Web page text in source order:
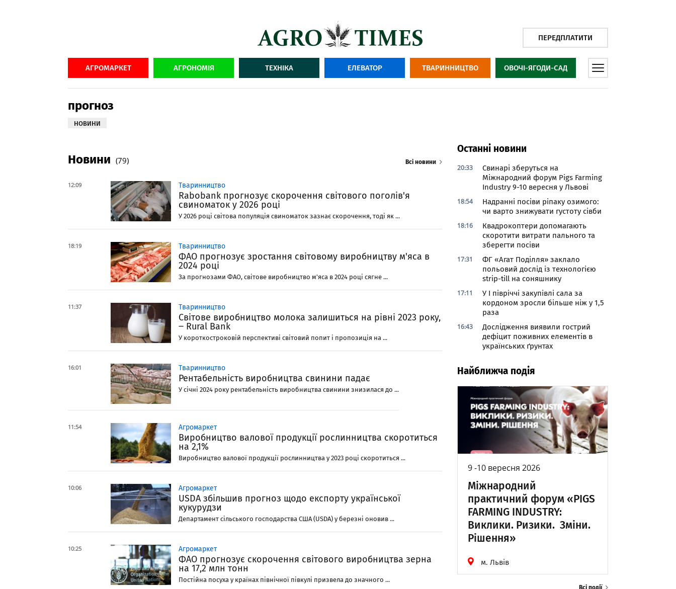
ПЕРЕДПЛАТИТИ
АГРОМАРКЕТ АГРОНОМІЯ ТЕХНІКА ЕЛЕВАТОР ТВАРИННИЦТВО ОВОЧІ-ЯГОДИ-САД
прогноз
НОВИНИ
Новини (79) Всі новини
12:09 Тваринництво
Rabobank прогнозує скорочення світового поголів'я
свиноматок у 2026 році
У 2026 році світова популяція свиноматок зазнає скорочення, тоді як ...
18:19 Тваринництво
ФАО прогнозує зростання світовому виробництву м'яса в
2024 році
За прогнозами ФAО, світове виробництво м'яса в 2024 році сягне ...
11:37 Тваринництво
Світове виробництво молока залишиться на рівні 2023 року,
‒ Rural Bank
У короткостроковій перспективі світовий попит і пропозиція на ...
16:01 Тваринництво
Рентабельність виробництва свинини падає
У січні 2024 року рентабельність виробництва свинини знизилася до ...
11:54 Агромаркет
Виробництво валової продукції рослинництва скоротиться
на 2,1%
Виробництво валової продукції рослинництва у 2023 році скоротиться ...
10:06 Агромаркет
USDA збільшив прогноз щодо експорту української
кукурудзи
Департамент сільського господарства США (USDA) у березні оновив ...
10:25 Агромаркет
ФАО прогнозує скорочення світового виробництва зерна
на 17,2 млн тонн
Постійна посуха у країнах північної півкулі призвела до значного ...
Останні новини
20:33
Свинарі зберуться на
Міжнародний форум Pigs Farming
Industry 9-10 вересня у Львові
18:54
Надранні посіви ріпаку озимого:
чи варто знижувати густоту сівби
18:16
Квадрокоптери допомагають
скоротити витрати пального та
зберегти посіви
17:31
ФГ «Агат Поділля» заклало
польовий дослід із технологією
strip-till на соняшнику
17:11
У І півріччі закупівлі сала за
кордоном зросли більше ніж у 1,5
раза
16:43
Дослідження виявили гострий
дефіцит поживних елементів в
українських ґрунтах
Найближча подія
9 -10 вересня 2026
Міжнародний
практичний форум «PIGS
FARMING INDUSTRY:
Виклики. Ризики. Зміни.
Рішення»
м. Львів
Всі події